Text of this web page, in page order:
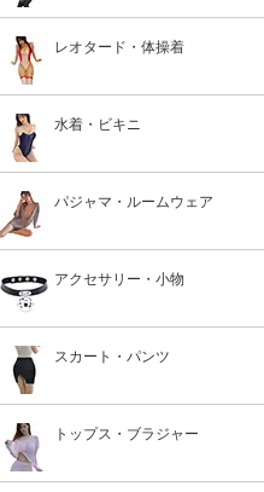
レオタード・体操着
水着・ビキニ
パジャマ・ルームウェア
アクセサリー・小物
スカート・パンツ
トップス・ブラジャー